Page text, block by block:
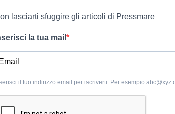
lasciarti sfuggire gli articoli di Pressmare
la tua mail
il tuo indirizzo email per iscriverti. Per esempio